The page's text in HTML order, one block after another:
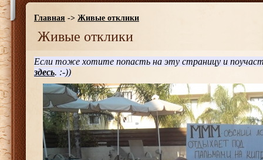
Главная -> Живые отклики
Живые отклики
Если тоже хотите попасть на эту страницу и
здесь. :-))